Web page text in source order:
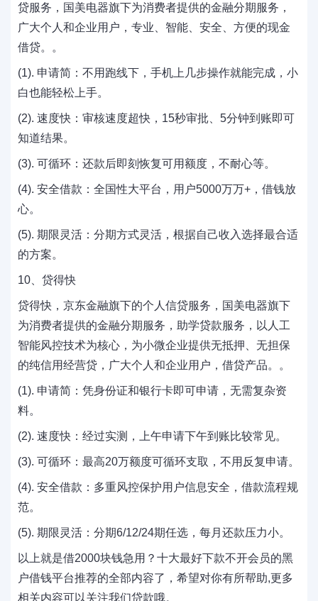
贷服务，国美电器旗下为消费者提供的金融分期服务，
广大个人和企业用户，专业、智能、安全、方便的现金
借贷。。
(1). 申请简：不用跑线下，手机上几步操作就能完成，小
白也能轻松上手。
(2). 速度快：审核速度超快，15秒审批、5分钟到账即可
知道结果。
(3). 可循环：还款后即刻恢复可用额度，不耐心等。
(4). 安全借款：全国性大平台，用户5000万万+，借钱放
心。
(5). 期限灵活：分期方式灵活，根据自己收入选择最合适
的方案。
10、贷得快
贷得快，京东金融旗下的个人信贷服务，国美电器旗下
为消费者提供的金融分期服务，助学贷款服务，以人工
智能风控技术为核心，为小微企业提供无抵押、无担保
的纯信用经营贷，广大个人和企业用户，借贷产品。。
(1). 申请简：凭身份证和银行卡即可申请，无需复杂资
料。
(2). 速度快：经过实测，上午申请下午到账比较常见。
(3). 可循环：最高20万额度可循环支取，不用反复申请。
(4). 安全借款：多重风控保护用户信息安全，借款流程规
范。
(5). 期限灵活：分期6/12/24期任选，每月还款压力小。
以上就是借2000块钱急用？十大最好下款不开会员的黑
户借钱平台推荐的全部内容了，希望对你有所帮助,更多
相关内容可以关注我们贷款哦。